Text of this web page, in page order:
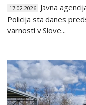
17.02.2026 Javna
Policija sta danes
varnosti v Slove...